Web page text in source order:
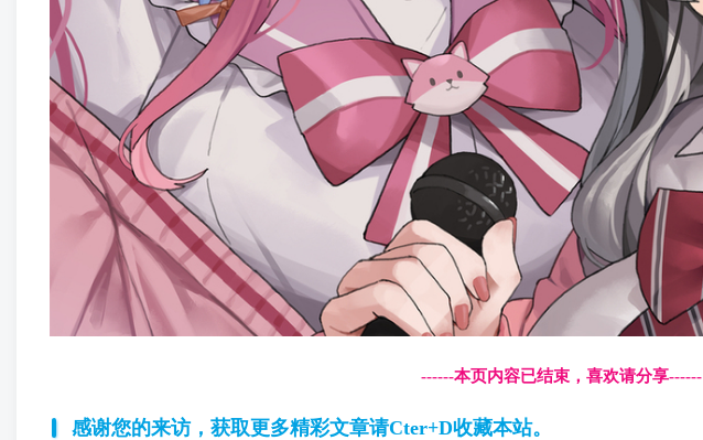
------本页内容已结束，喜欢请分享------
感谢您的来访，获取更多精彩文章请Cter+D收藏本站。